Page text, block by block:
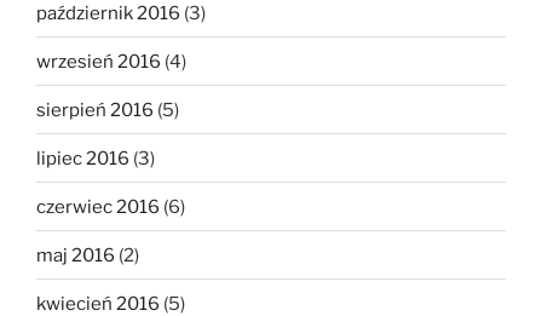
październik 2016 (3)
wrzesień 2016 (4)
sierpień 2016 (5)
lipiec 2016 (3)
czerwiec 2016 (6)
maj 2016 (2)
kwiecień 2016 (5)